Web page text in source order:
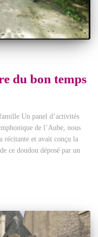
du bon temps
Un panel d’activités
de l’Aube, nous
récitante et avait conçu la
ce doudou déposé par un